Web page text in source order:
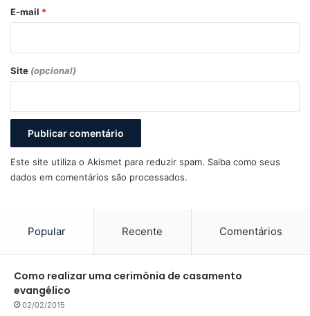
*
E-mail *
Site (opcional)
Este site utiliza o Akismet para reduzir spam. Saiba como seus
dados em comentários são processados.
Popular Recente Comentários
Como realizar uma cerimônia de casamento
evangélico
02/02/2015